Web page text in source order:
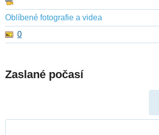
Oblíbené fotografie a videa
0
Zaslané počasí